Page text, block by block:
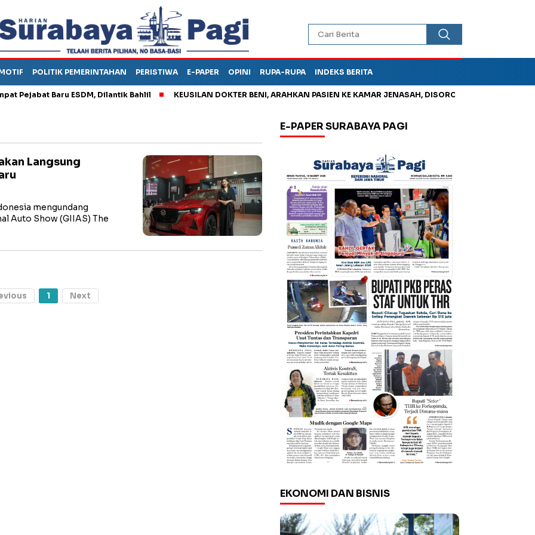
POLITIK PEMERINTAHAN PERISTIWA E-PAPER OPINI RUPA-RUPA INDEKS BERITA
Baru ESDM, Dilantik Bahlil KEUSILAN DOKTER BENI, ARAHKAN PASIEN KE KAMAR JENASAH, DISOROT
Langsung
mengundang
Auto Show (GIIAS) The
1 Next
E-PAPER SURABAYA PAGI
EKONOMI DAN BISNIS